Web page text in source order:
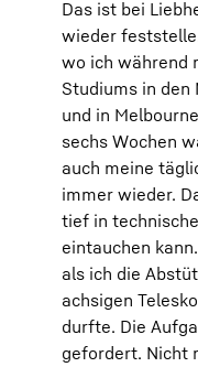
Das ist bei
wieder
wo ich während
Studiums in den
und in
sechs Wochen
auch meine
immer wieder.
tief in
eintauchen
als ich die
achsigen
durfte. Die
gefordert. Nicht